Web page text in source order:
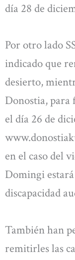
día 28 de
Por otro lado
indicado que
desierto,
Donostia, para
el día 26 de
en el caso del
Domingi
discapacidad
También han
remitirles las